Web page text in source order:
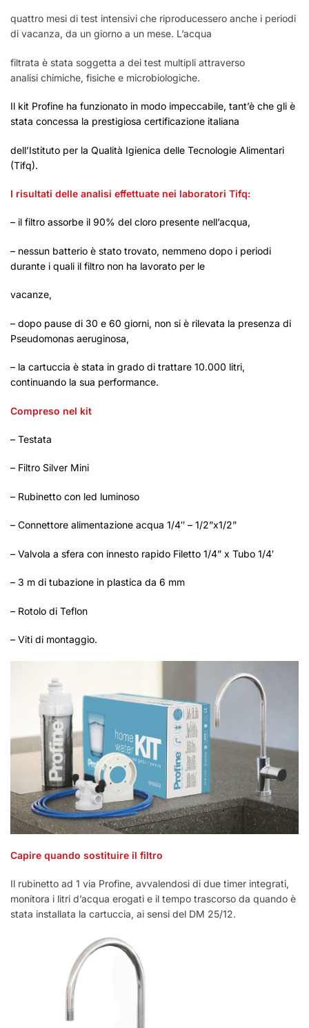
quattro mesi di test intensivi che riproducessero anche i periodi
di vacanza, da un giorno a un mese. L’acqua
filtrata è stata soggetta a dei test multipli attraverso
analisi chimiche, fisiche e microbiologiche.
Il kit Profine ha funzionato in modo impeccabile, tant’è che gli è
stata concessa la prestigiosa certificazione italiana
dell’Istituto per la Qualità Igienica delle Tecnologie Alimentari
(Tifq).
I risultati delle analisi effettuate nei laboratori Tifq:
– il filtro assorbe il 90% del cloro presente nell’acqua,
– nessun batterio è stato trovato, nemmeno dopo i periodi
durante i quali il filtro non ha lavorato per le
vacanze,
– dopo pause di 30 e 60 giorni, non si è rilevata la presenza di
Pseudomonas aeruginosa,
– la cartuccia è stata in grado di trattare 10.000 litri,
continuando la sua performance.
Compreso nel kit
– Testata
– Filtro Silver Mini
– Rubinetto con led luminoso
– Connettore alimentazione acqua 1/4″ – 1/2”x1/2”
– Valvola a sfera con innesto rapido Filetto 1/4” x Tubo 1/4′
– 3 m di tubazione in plastica da 6 mm
– Rotolo di Teflon
– Viti di montaggio.
Capire quando sostituire il filtro
Il rubinetto ad 1 via Profine, avvalendosi di due timer integrati,
monitora i litri d’acqua erogati e il tempo trascorso da quando è
stata installata la cartuccia, ai sensi del DM 25/12.